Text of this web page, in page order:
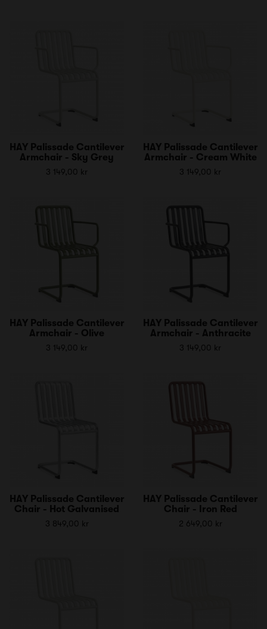
HAY Palissade Cantilever
Armchair - Sky Grey
3 149,00 kr
HAY Palissade Cantilever
Armchair - Cream White
3 149,00 kr
HAY Palissade Cantilever
Armchair - Olive
3 149,00 kr
HAY Palissade Cantilever
Armchair - Anthracite
3 149,00 kr
HAY Palissade Cantilever
Chair - Hot Galvanised
3 849,00 kr
HAY Palissade Cantilever
Chair - Iron Red
2 649,00 kr